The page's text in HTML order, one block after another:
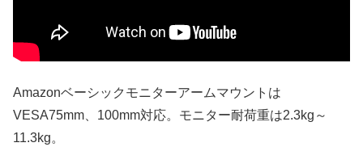
Amazonベーシックモニターアームマウントは
VESA75mm、100mm対応。モニター耐荷重は2.3kg～
11.3kg。